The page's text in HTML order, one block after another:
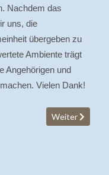
Nachdem das
uns, die
übergeben zu
Ambiente trägt
Angehörigen und
Vielen Dank!
dem Cafe zurück ins
Nächster
Weiter